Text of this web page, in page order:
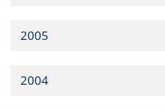
2005
2004